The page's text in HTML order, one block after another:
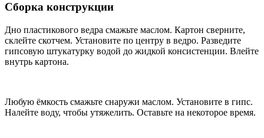
Сборка конструкции
Дно пластикового ведра смажьте маслом. Картон сверните,
склейте скотчем. Установите по центру в ведро. Разведите
гипсовую штукатурку водой до жидкой консистенции. Влейте
внутрь картона.
Любую ёмкость смажьте снаружи маслом. Установите в гипс.
Налейте воду, чтобы утяжелить. Оставьте на некоторое время.